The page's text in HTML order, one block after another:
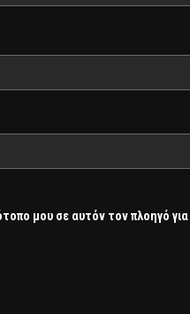
μου σε αυτόν τον πλοηγό